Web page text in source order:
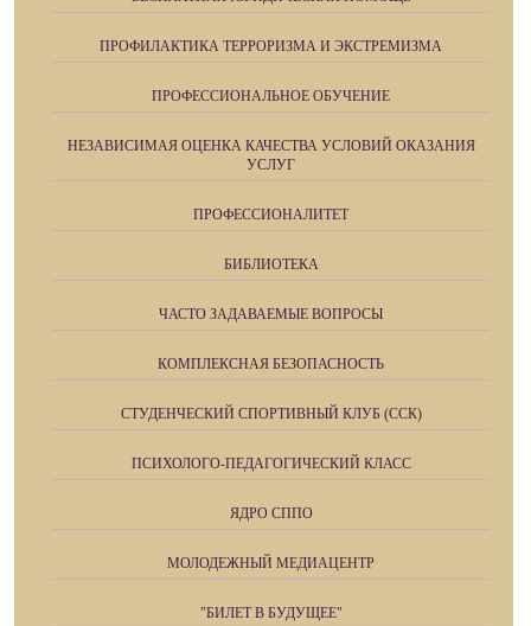
ПРОФИЛАКТИКА ТЕРРОРИЗМА И ЭКСТРЕМИЗМА
ПРОФЕССИОНАЛЬНОЕ ОБУЧЕНИЕ
НЕЗАВИСИМАЯ ОЦЕНКА КАЧЕСТВА УСЛОВИЙ ОКАЗАНИЯ
УСЛУГ
ПРОФЕССИОНАЛИТЕТ
БИБЛИОТЕКА
ЧАСТО ЗАДАВАЕМЫЕ ВОПРОСЫ
КОМПЛЕКСНАЯ БЕЗОПАСНОСТЬ
СТУДЕНЧЕСКИЙ СПОРТИВНЫЙ КЛУБ (ССК)
ПСИХОЛОГО-ПЕДАГОГИЧЕСКИЙ КЛАСС
ЯДРО СППО
МОЛОДЕЖНЫЙ МЕДИАЦЕНТР
"БИЛЕТ В БУДУЩЕЕ"